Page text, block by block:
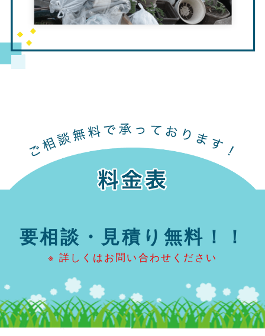
要相談・見積り無料！！
※ 詳しくはお問い合わせください